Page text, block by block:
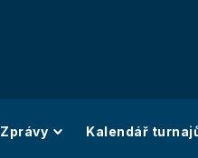
Zprávy Kalendář